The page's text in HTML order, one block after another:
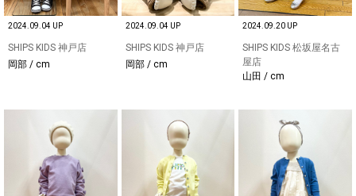
2024.09.04 UP
SHIPS KIDS 神戸店
岡部 / cm
2024.09.04 UP
SHIPS KIDS 神戸店
岡部 / cm
2024.09.20 UP
SHIPS KIDS 松坂屋名古
屋店
山田 / cm